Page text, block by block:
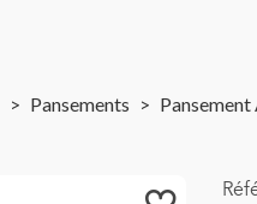
> Pansements >